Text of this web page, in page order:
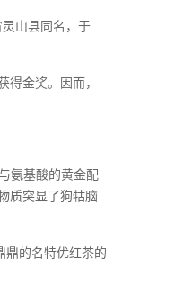
山县同名，于
金奖。因而，
氨基酸的黄金配
质突显了狗牯脑
鼎的名特优红茶的